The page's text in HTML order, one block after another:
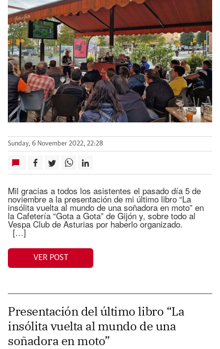
Sunday, 6 November 2022, 22:28
Mil gracias a todos los asistentes el pasado día 5 de
noviembre a la presentación de mi último libro “La
insólita vuelta al mundo de una soñadora en moto” en
la Cafetería “Gota a Gota” de Gijón y, sobre todo al
Vespa Club de Asturias por haberlo organizado.
[…]
VER POST
Presentación del último libro “La
insólita vuelta al mundo de una
soñadora en moto”